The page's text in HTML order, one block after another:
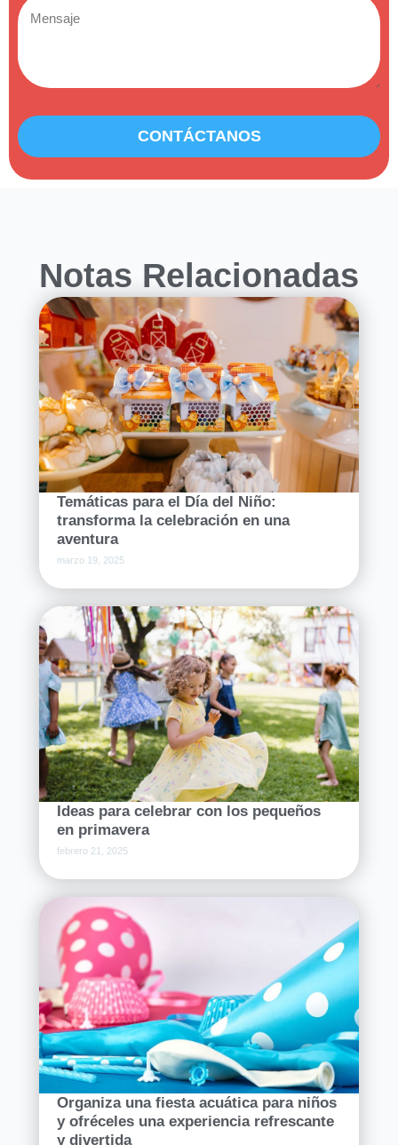
CONTÁCTANOS
Notas Relacionadas
Temáticas para el Día del Niño:
transforma la celebración en una
aventura
marzo 19, 2025
Ideas para celebrar con los pequeños
en primavera
febrero 21, 2025
Organiza una fiesta acuática para niños
y ofréceles una experiencia refrescante
y divertida